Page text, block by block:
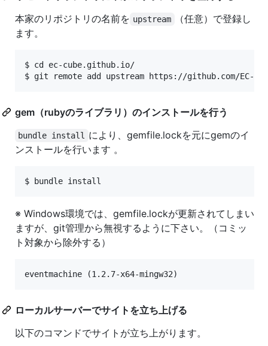
本家のリポジトリの名前を upstream
（任意）で登録し
ます。
$ cd ec-cube.github.io/
gem（rubyのライブラリ）のインストールを行う
bundle install
により、gemfile.lockを元にgemのイ
ンストールを行います 。
※ Windows環境では、gemfile.lockが更新されてしまい
ますが、git管理から無視するように下さい。（コミッ
ト対象から除外する）
ローカルサーバーでサイトを立ち上げる
以下のコマンドでサイトが立ち上がります。